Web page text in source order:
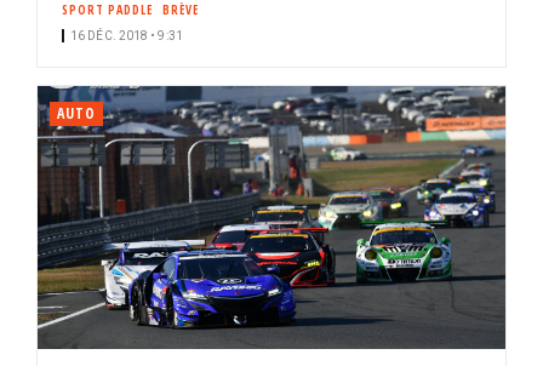
SPORT PADDLE BRÈVE
16 DÉC. 2018 • 9:31
AUTO